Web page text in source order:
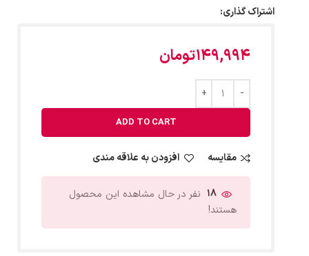
اشتراک گذاری:
149,994تومان
ADD TO CART
مقایسه افزودن به علاقه مندی
18 نفر در حال مشاهده این محصول
هستند!